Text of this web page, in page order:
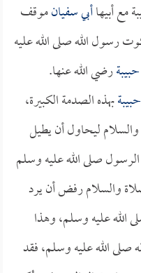
مع أبيهاأبي سفيانموقف
رسول الله صلى الله عليه
رضي الله عنها.
بهذه الصدمة الكبيرة،
ليحاول أن يطيل
صلى الله عليه وسلم
والسلام رفض أن يرد
الله عليه وسلم، وهذا
الله عليه وسلم، فقد